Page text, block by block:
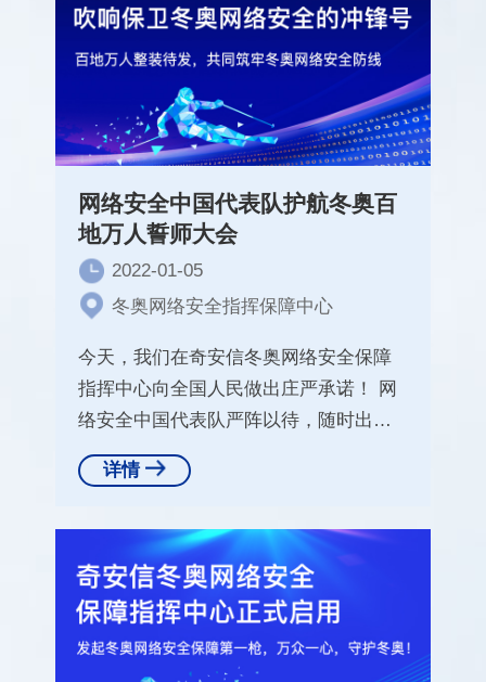
网络安全中国代表队护航冬奥百
地万人誓师大会
2022-01-05
冬奥网络安全指挥保障中心
今天，我们在奇安信冬奥网络安全保障
指挥中心向全国人民做出庄严承诺！ 网
络安全中国代表队严阵以待，随时出
击，来之能战，战之必胜！ 我
详情